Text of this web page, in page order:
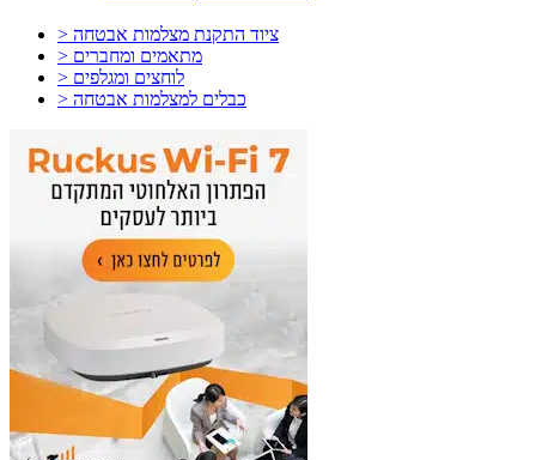
> ציוד התקנת מצלמות אבטחה
> מתאמים ומחברים
> לוחצים ומגלפים
> כבלים למצלמות אבטחה